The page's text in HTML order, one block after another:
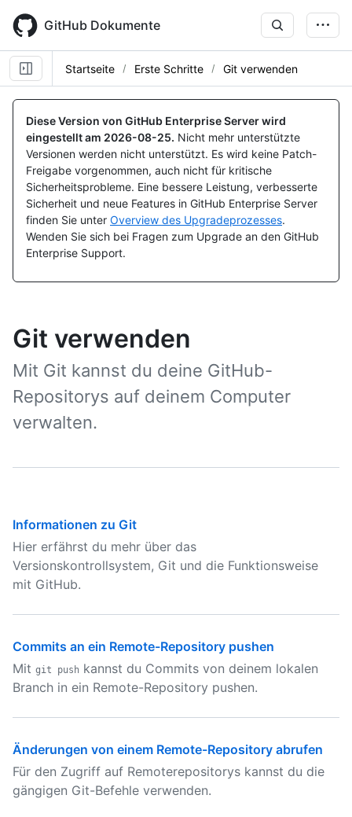
main
content
GitHub Dokumente
Startseite Erste Schritte Git verwenden
Diese Version von GitHub Enterprise Server wird
eingestellt am 2026-08-25. Nicht mehr unterstützte
Versionen werden nicht unterstützt. Es wird keine Patch-
Freigabe vorgenommen, auch nicht für kritische
Sicherheitsprobleme. Eine bessere Leistung, verbesserte
Sicherheit und neue Features in GitHub Enterprise Server
finden Sie unter Overview des Upgradeprozesses.
Wenden Sie sich bei Fragen zum Upgrade an den GitHub
Enterprise Support.
Git verwenden
Mit Git kannst du deine GitHub-
Repositorys auf deinem Computer
verwalten.
Informationen zu Git
Hier erfährst du mehr über das
Versionskontrollsystem, Git und die Funktionsweise
mit GitHub.
Commits an ein Remote-Repository pushen
Mit git push kannst du Commits von deinem lokalen
Branch in ein Remote-Repository pushen.
Änderungen von einem Remote-Repository abrufen
Für den Zugriff auf Remoterepositorys kannst du die
gängigen Git-Befehle verwenden.